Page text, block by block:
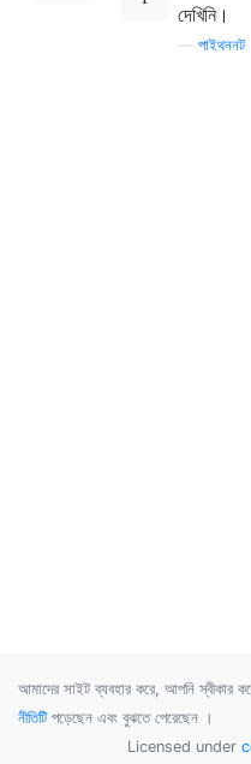
দেখিনি।
পাইথননট
আমাদের সাইট ব্যবহার করে, আপনি স্বীকার
নীতিটি পড়েছেন এবং বুঝতে পেরেছেন ।
Licensed under